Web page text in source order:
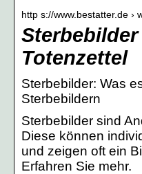
http s://www.bestatter.de ›
Totenzettel
Sterbebilder: Was
Sterbebildern
Sterbebilder sind
Diese können
und zeigen oft ein
Erfahren Sie mehr.